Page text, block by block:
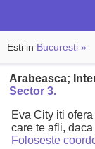
Esti in Bucuresti »
Arabeasca;
Sector 3.
Eva City iti
care te afli,
Foloseste